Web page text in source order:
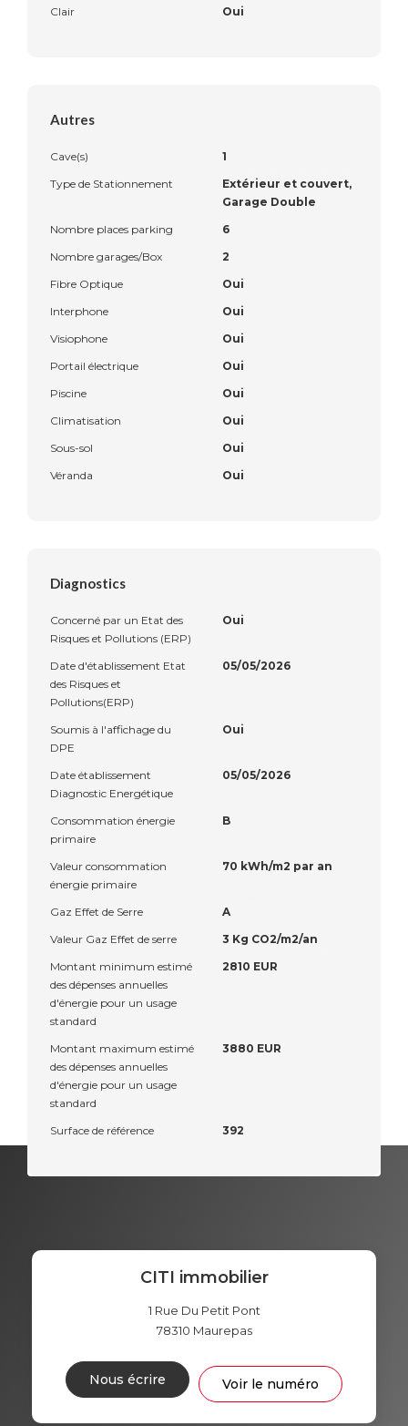
Clair Oui
Autres
Cave(s)
1
Type de Stationnement
Extérieur et couvert,
Garage Double
Nombre places parking
6
Nombre garages/Box
2
Fibre Optique
Oui
Interphone
Oui
Visiophone
Oui
Portail électrique
Oui
Piscine
Oui
Climatisation
Oui
Sous-sol
Oui
Véranda
Oui
Diagnostics
Concerné par un Etat des
Risques et Pollutions (ERP)
Oui
Date d'établissement Etat
des Risques et
Pollutions(ERP)
05/05/2026
Soumis à l'affichage du
DPE
Oui
Date établissement
Diagnostic Energétique
05/05/2026
Consommation énergie
primaire
B
Valeur consommation
énergie primaire
70 kWh/m2 par an
Gaz Effet de Serre
A
Valeur Gaz Effet de serre
3 Kg CO2/m2/an
Montant minimum estimé
des dépenses annuelles
d'énergie pour un usage
standard
2810 EUR
Montant maximum estimé
des dépenses annuelles
d'énergie pour un usage
standard
3880 EUR
Surface de référence 392
CITI immobilier
1 Rue Du Petit Pont
78310 Maurepas
Nous écrire Voir le numéro